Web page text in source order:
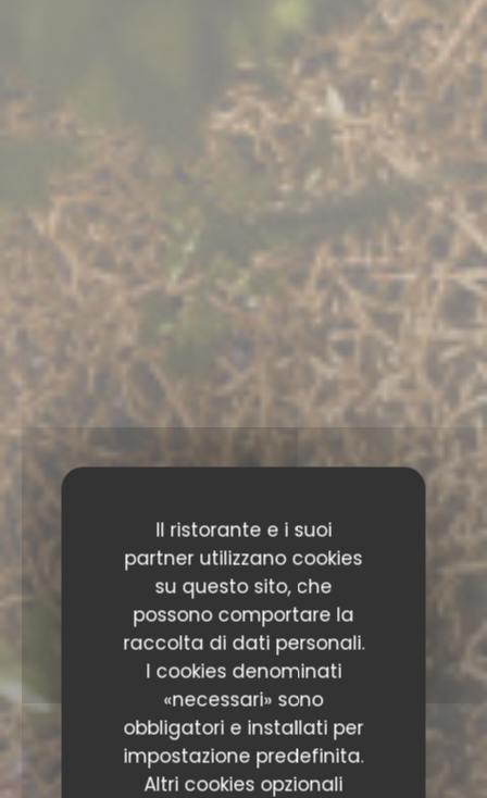
Il ristorante e i suoi
partner utilizzano cookies
su questo sito, che
possono comportare la
raccolta di dati personali.
I cookies denominati
«necessari» sono
obbligatori e installati per
impostazione predefinita.
Altri cookies opzionali